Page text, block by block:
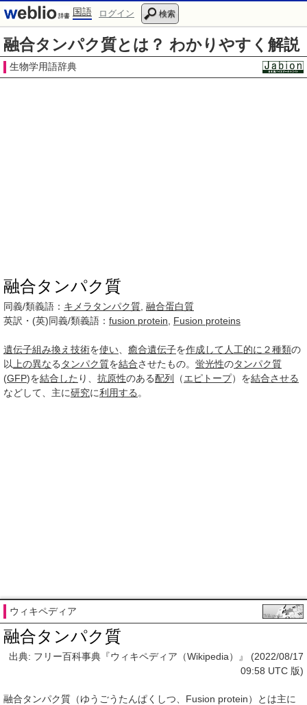
国語 ログイン 検索
融合タンパク質とは？ わかりやすく解説
生物学用語辞典
融合タンパク質
同義/類義語： キメラタンパク質 融合蛋白質
英訳・(英)同義/類義語： fusion protein Fusion proteins
遺伝子組み換え技術を使い 癒合遺伝子を作成して 人工的に ２種類の
以 上の異なる タンパク質を結合させたもの。 蛍光性のタンパク質
(GFP)を結合した り、 抗原性のある配列 （エピトープ）を結合させる
などして、主に研究に利用する 。
ウィキペディア
融合タンパク質
出典: フリー百科事典『ウィキペディア（Wikipedia）』 (2022/08/17
09:58 UTC 版)
融合タンパク質 （ゆうごうたんぱくしつ、Fusion protein）とは主に